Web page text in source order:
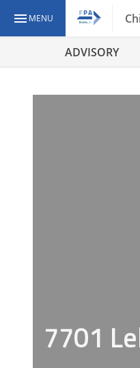
MENU
ADVISORY
7701